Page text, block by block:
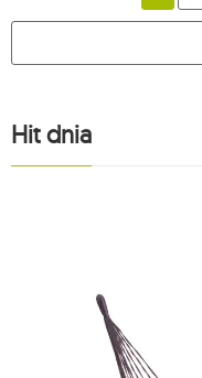
Hit dnia